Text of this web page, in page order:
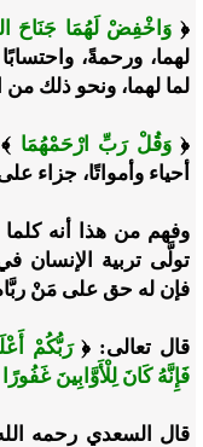
﴿ وَاخْفِضْ لَهُمَا جَنَاحَ
لهما، ورحمةً،
لما لهما، ونحو ذلك من
﴿وَقُلْ رَبِّ ارْحَمْهُمَا
أحياء وأمواتًا، جزاء
وفهم من هذا أنه كلما
تولَّى تربية الإنسان
فإن له حق على مَنْ
قال تعالى: ﴿رَبُّكُمْ
فَإِنَّهُ كَانَ لِلْأَوَّابِينَ غَفُورًا
قال السعدي رحمه